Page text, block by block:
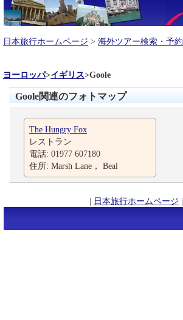
日本旅行ホームページ > 海外ツアー検索・予約
ヨーロッパ>イギリス>Goole
Goole関連のフォトマップ
The Hungry Fox
レストラン
電話: 01977 607180
住所: Marsh Lane， Beal
| 日本旅行ホームページ |